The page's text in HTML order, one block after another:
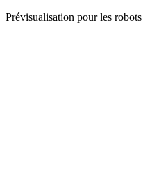
Prévisualisation pour les